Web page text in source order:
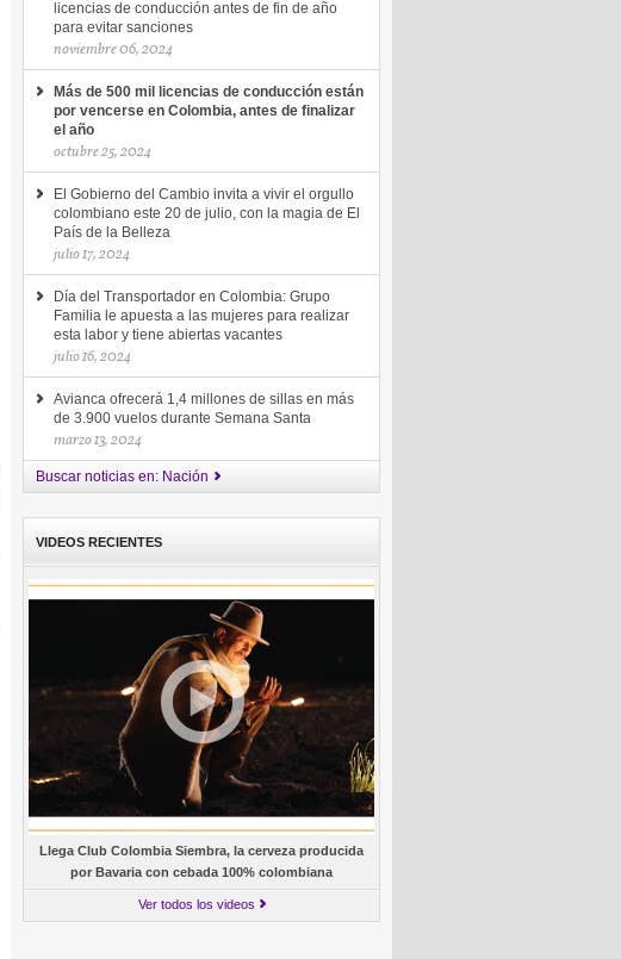
licencias de conducción antes de fin de año
para evitar sanciones
noviembre 06, 2024
Más de 500 mil licencias de conducción están
por vencerse en Colombia, antes de finalizar
el año
octubre 25, 2024
El Gobierno del Cambio invita a vivir el orgullo
colombiano este 20 de julio, con la magia de El
País de la Belleza
julio 17, 2024
Día del Transportador en Colombia: Grupo
Familia le apuesta a las mujeres para realizar
esta labor y tiene abiertas vacantes
julio 16, 2024
Avianca ofrecerá 1,4 millones de sillas en más
de 3.900 vuelos durante Semana Santa
marzo 13, 2024
Buscar noticias en: Nación
VIDEOS RECIENTES
Llega Club Colombia Siembra, la cerveza producida
por Bavaria con cebada 100% colombiana
Ver todos los videos